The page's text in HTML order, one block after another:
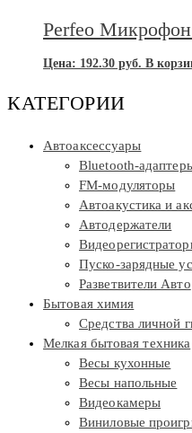
Perfeo
Цена: 192.30 руб. В
КАТЕГОРИИ
Автоаксессуары
Bluetooth-
FM-модуляторы
Автоакустика и
Автодержатели
Пуско-зарядные
Разветвители Авто
Бытовая химия
Средства личной
Мелкая бытовая техника
Весы кухонные
Весы напольные
Видеокамеры
Виниловые